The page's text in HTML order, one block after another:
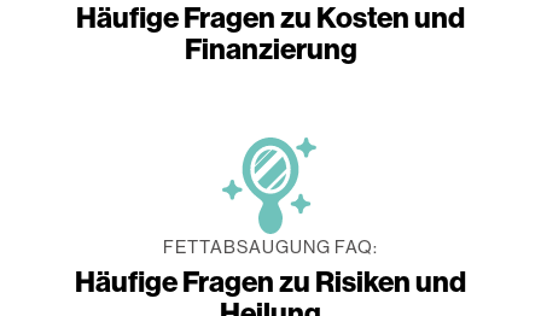
Häufige Fragen zu Kosten und
Finanzierung
FETTABSAUGUNG FAQ:
Häufige Fragen zu Risiken und